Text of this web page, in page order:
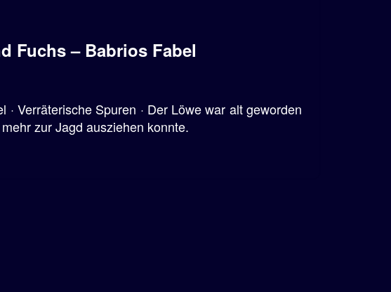
Fuchs – Babrios Fabel
· Verräterische Spuren · Der Löwe war alt geworden
zur Jagd ausziehen konnte.